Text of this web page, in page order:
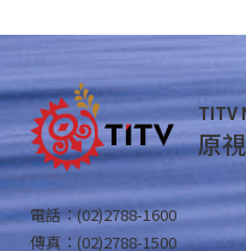
TITV
原
電話：(02)2788-1600
傳真：(02)2788-1500